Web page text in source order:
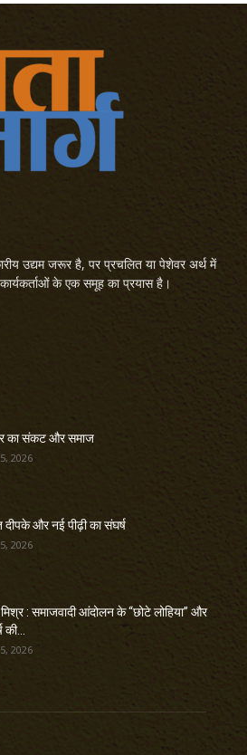
उद्यम जरूर है, पर प्रचलित या पेशेवर अर्थ में
के एक समूह का प्रयास है।
का संकट और समाज
2026
दीपके और नई पीढ़ी का संघर्ष
2026
: समाजवादी आंदोलन के “छोटे लोहिया” और
2026